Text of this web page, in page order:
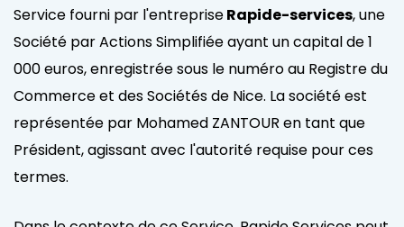
Service fourni par l'entrepriseRapide-services, une
Société par Actions Simplifiée ayant un capital de 1
000 euros, enregistrée sous le numéro au Registre du
Commerce et des Sociétés de Nice. La société est
représentée par Mohamed ZANTOUR en tant que
Président, agissant avec l'autorité requise pour ces
termes.